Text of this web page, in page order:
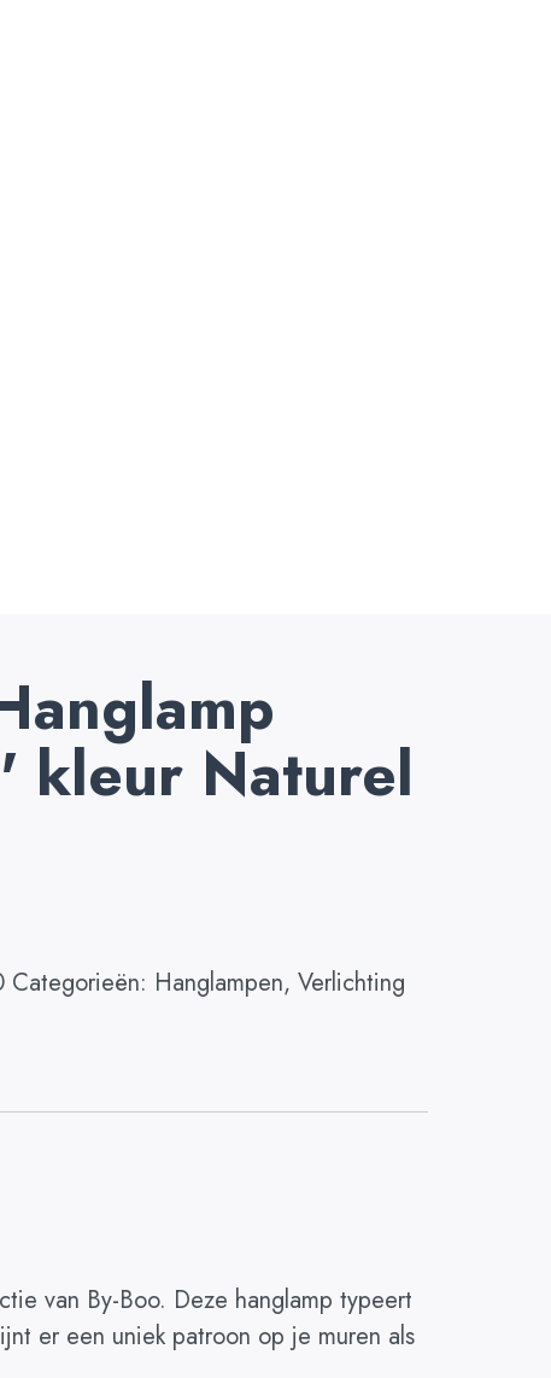
kleur Naturel
Categorieën: Hanglampen, Verlichting
van By-Boo. Deze hanglamp typeert
er een uniek patroon op je muren als